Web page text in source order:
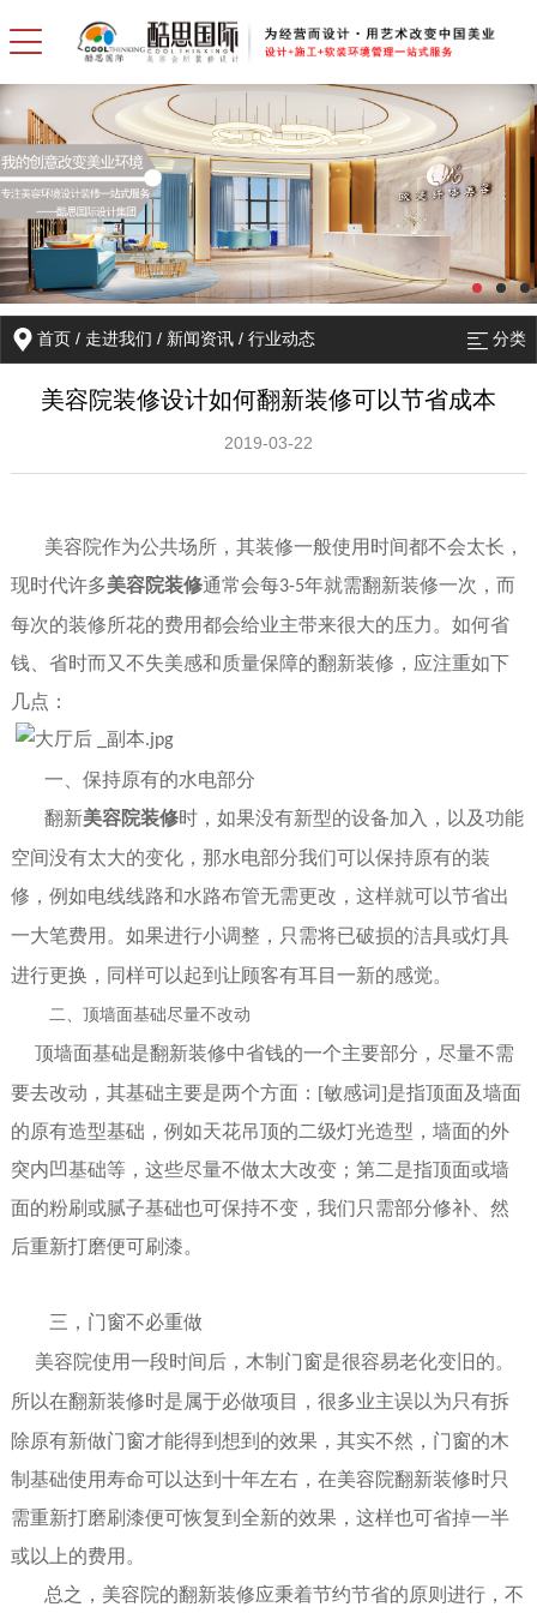
首页 / 走进我们 / 新闻资讯 /行业动态 分类
美容院装修设计如何翻新装修可以节省成本
2019-03-22
美容院作为公共场所，其装修一般使用时间都不会太长，
现时代许多美容院装修通常会每3-5年就需翻新装修一次 ，而
每次的装修所花的费用都会给业主带来很大的压力 。如何省
钱、省时而又不失美感和质量保障的翻新装修 ，应注重如下
几点 ：
一 、保持原有的水电部分
翻新美容院装修时，如果没有新型的设备加入 ，以及功能
空间没有太大的变化， 那水电部分我们可以保持原有的装
修 ， 例如电线线路和水路布管无需更改 ， 这样就可以节省出
一大笔费用。如果进行小调整，只需将已破损的洁具或灯具
进行更换，同样可以起到让顾客有耳目一新的感觉。
二 顶墙面基础尽量不改动
顶墙面基础是翻新装修中省钱的一个主要部分，尽量不需
要去改动，其基础主要是两个方面：[敏感词]是指顶面及墙面
的原有造型基础，例如天花吊顶的二级灯光造型，墙面的外
突内凹基础等， 这些尽量不做太大改变；第二是指顶面或墙
面的粉刷或腻子基础也可保持不变，我们只需部分修补、然
后重新打磨便可刷漆。
三，门窗不必重做
美容院使用一段时间后，木制门窗是很容易老化变旧的。
所以在翻新装修时是属于必做项目，很多业主误以为只有拆
除原有新做门窗才能得到想到的效果，其实不然，门窗的木
制基础使用寿命可以达到十年左右，在美容院翻新装修时只
需重新打磨刷漆便可恢复到全新的效果，这样也可省掉一半
或以上的费用。
总之， 美容院的翻新装修应秉着节约节省的原则进行， 不